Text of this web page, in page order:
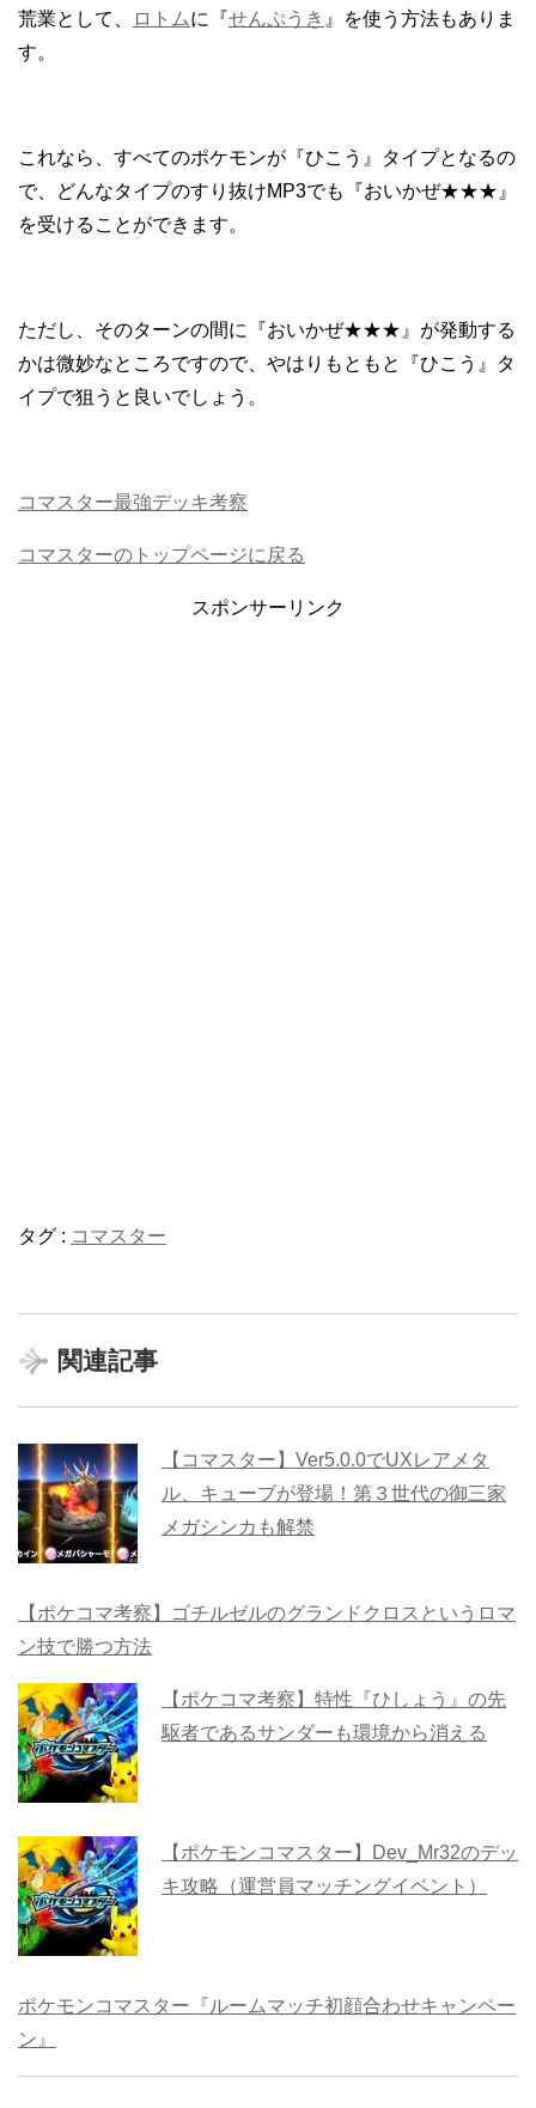
荒業として、 ロトムに『せんぷうき 』を使う方法もありま
す。
これなら、すべてのポケモンが『ひこう』タイプとなるの
で、どんなタイプのすり抜けMP3でも『おいかぜ★★★』
を受けることができます。
ただし、そのターンの間に『おいかぜ★★★』が発動する
かは微妙なところですので、やはりもともと『ひこう』タ
イプで狙うと良いでしょう。
コマスター最強デッキ考察
コマスターのトップページに戻る
スポンサーリンク
タグ : コマスター
関連記事
【コマスター】Ver5.0.0でUXレアメタ
ル、キューブが登場！第３世代の御三家
メガシンカも解禁
【ポケコマ考察】ゴチルゼルのグランドクロスというロマ
ン技で勝つ方法
【ポケコマ考察】特性『ひしょう』の先
駆者であるサンダーも環境から消える
【ポケモンコマスター】Dev_Mr32のデッ
キ攻略（運営員マッチングイベント）
ポケモンコマスター『ルームマッチ初顔合わせキャンペー
ン』